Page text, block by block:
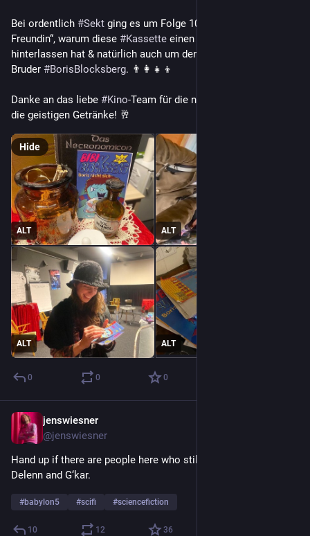
Bei ordentlich #Sekt ging es um Folge 10 „Bibis neue
Freundin“, warum diese #Kassette einen heftigen Eindruck
hinterlassen hat & natürlich auch um den Bibis verschollenen
Bruder #BorisBlocksberg. 👨‍👩‍👧‍👦
Danke an das liebe #Kino-Team für die nette Aufnahme und
die geistigen Getränke! 🥂
ALT ALT
ALT ALT
Hide
0 0 0
jenswiesner
@jenswiesner
Hand up if there are people here who still know Londo Mollari,
Delenn and G‘kar.
#babylon5 #scifi #sciencefiction
10 12 36